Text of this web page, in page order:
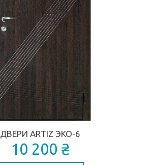
ДВЕРИ ARTIZ ЭКО-6
10 200 ₴